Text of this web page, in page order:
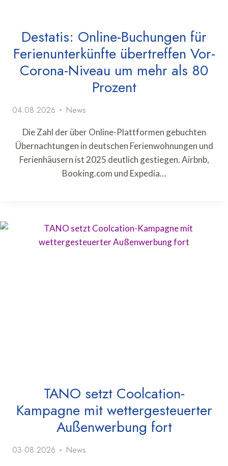
Destatis: Online-Buchungen für
Ferienunterkünfte übertreffen Vor-
Corona-Niveau um mehr als 80
Prozent
04.08.2026 News
Die Zahl der über Online-Plattformen gebuchten
Übernachtungen in deutschen Ferienwohnungen und
Ferienhäusern ist 2025 deutlich gestiegen. Airbnb,
Booking.com und Expedia…
TANO setzt Coolcation-
Kampagne mit wettergesteuerter
Außenwerbung fort
03.08.2026 News